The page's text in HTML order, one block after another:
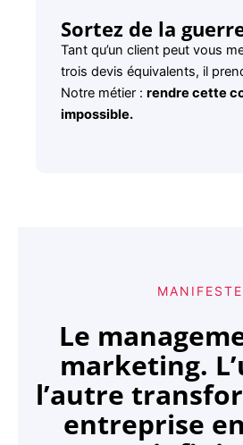
Sortez de la
Tant qu’un client peut vous
trois devis équivalents, il
Notre métier : rendre cette
impossible.
MANIFESTE
Le
marketing.
l’autre
entreprise